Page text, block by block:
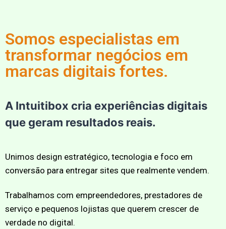
Somos especialistas em
transformar negócios em
marcas digitais fortes.
A Intuitibox cria experiências digitais
que geram resultados reais.
Unimos design estratégico, tecnologia e foco em
conversão para entregar sites que realmente vendem.
Trabalhamos com empreendedores, prestadores de
serviço e pequenos lojistas que querem crescer de
verdade no digital.